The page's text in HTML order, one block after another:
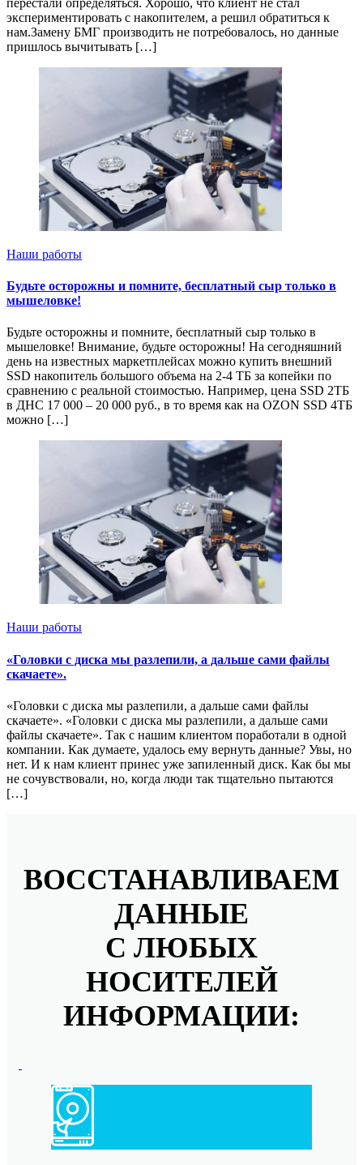
экспериментировать с накопителем, а решил обратиться к
нам.Замену БМГ производить не потребовалось, но данные
пришлось вычитывать […]
Наши работы
Будьте осторожны и помните, бесплатный сыр только в
мышеловке!
Будьте осторожны и помните, бесплатный сыр только в
мышеловке! Внимание, будьте осторожны! На сегодняшний
день на известных маркетплейсах можно купить внешний
SSD накопитель большого объема на 2-4 ТБ за копейки по
сравнению с реальной стоимостью. Например, цена SSD 2ТБ
в ДНС 17 000 – 20 000 руб., в то время как на OZON SSD 4ТБ
можно […]
Наши работы
«Головки с диска мы разлепили, а дальше сами файлы
скачаете».
«Головки с диска мы разлепили, а дальше сами файлы
скачаете». «Головки с диска мы разлепили, а дальше сами
файлы скачаете». Так с нашим клиентом поработали в одной
компании. Как думаете, удалось ему вернуть данные? Увы, но
нет. И к нам клиент принес уже запиленный диск. Как бы мы
не сочувствовали, но, когда люди так тщательно пытаются
[…]
ВОССТАНАВЛИВАЕМ
ДАННЫЕ
С ЛЮБЫХ
НОСИТЕЛЕЙ
ИНФОРМАЦИИ: